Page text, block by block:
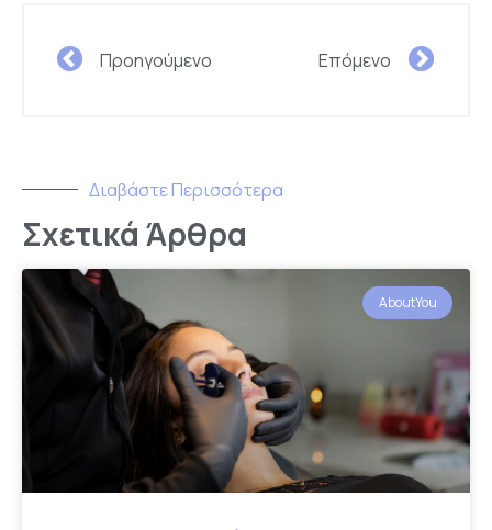
Προηγούμενο Επόμενο
Διαβάστε Περισσότερα
Σχετικά Άρθρα
AboutYou